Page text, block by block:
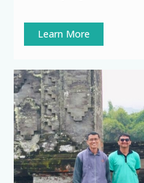
Learn More